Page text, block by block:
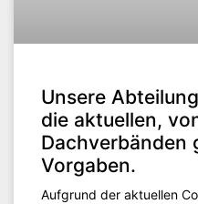
Unsere
die aktuellen,
Dachverbänden
Vorgaben.
Aufgrund der aktuellen